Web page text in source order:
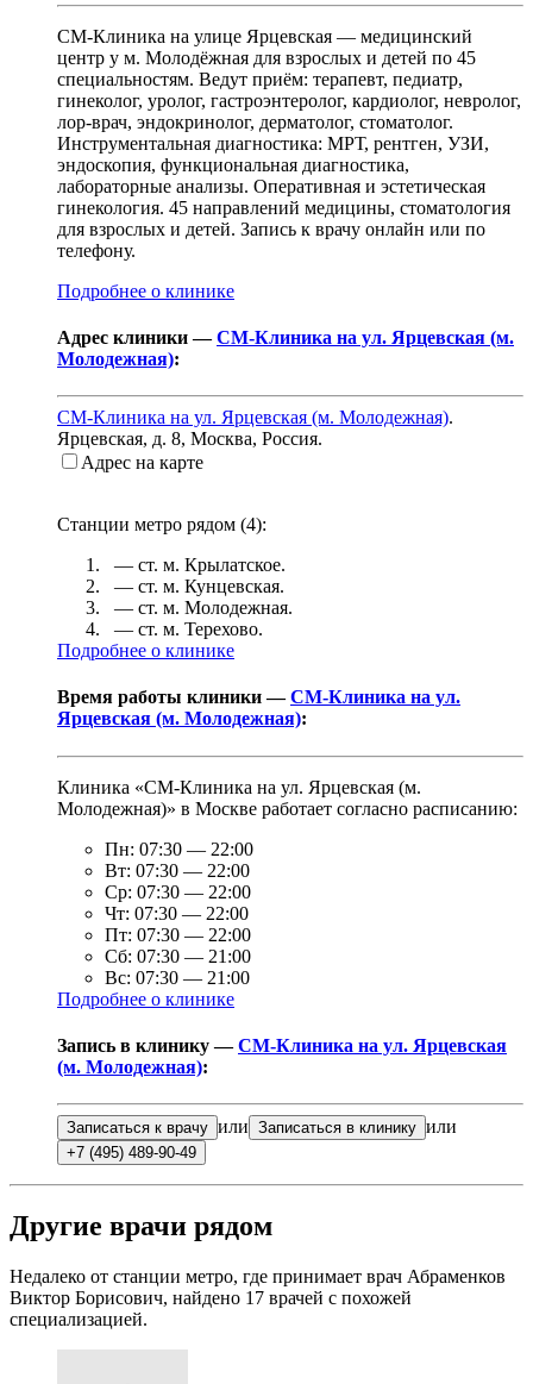
СМ-Клиника на улице Ярцевская — медицинский
центр у м. Молодёжная для взрослых и детей по 45
специальностям. Ведут приём: терапевт, педиатр,
гинеколог, уролог, гастроэнтеролог, кардиолог, невролог,
лор-врач, эндокринолог, дерматолог, стоматолог.
Инструментальная диагностика: МРТ, рентген, УЗИ,
эндоскопия, функциональная диагностика,
лабораторные анализы. Оперативная и эстетическая
гинекология. 45 направлений медицины, стоматология
для взрослых и детей. Запись к врачу онлайн или по
телефону.
Подробнее о клинике
Адрес клиники —СМ-Клиника на ул. Ярцевская (м.
Молодежная):
СМ-Клиника на ул. Ярцевская (м. Молодежная).
Ярцевская, д. 8, Москва, Россия.
Адрес на карте
Станции метро рядом (4):
— ст. м. Крылатское.
— ст. м. Кунцевская.
— ст. м. Молодежная.
— ст. м. Терехово.
Подробнее о клинике
Время работы клиники —СМ-Клиника на ул.
Ярцевская (м. Молодежная):
Клиника «СМ-Клиника на ул. Ярцевская (м.
Молодежная)» в Москве работает согласно расписанию:
Пн: 07:30 — 22:00
Вт: 07:30 — 22:00
Ср: 07:30 — 22:00
Чт: 07:30 — 22:00
Пт: 07:30 — 22:00
Сб: 07:30 — 21:00
Вс: 07:30 — 21:00
Подробнее о клинике
Запись в клинику —СМ-Клиника на ул. Ярцевская
(м. Молодежная):
Записаться к врачу или Записаться в клинику или
+7 (495) 489-90-49
Другие врачи рядом
Недалеко от станции метро, где принимает врач Абраменков
Виктор Борисович, найдено 17 врачей с похожей
специализацией.